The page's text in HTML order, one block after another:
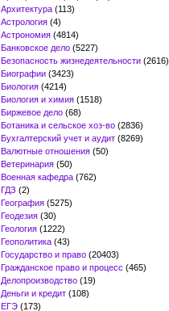
Архитектура (113)
Астрология (4)
Астрономия (4814)
Банковское дело (5227)
Безопасность жизнедеятельности (2616)
Биографии (3423)
Биология (4214)
Биология и химия (1518)
Биржевое дело (68)
Ботаника и сельское хоз-во (2836)
Бухгалтерский учет и аудит (8269)
Валютные отношения (50)
Ветеринария (50)
Военная кафедра (762)
ГДЗ (2)
География (5275)
Геодезия (30)
Геология (1222)
Геополитика (43)
Государство и право (20403)
Гражданское право и процесс (465)
Делопроизводство (19)
Деньги и кредит (108)
ЕГЭ (173)